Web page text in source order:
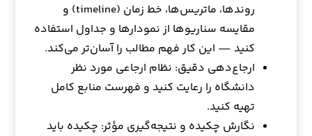
روندها، ماتریس‌ها، خط زمان (timeline) و
مقایسه سناریوها از نمودارها و جداول استفاده
کنید — این کار فهم مطالب را آسان‌تر می‌کند.
ارجاع‌دهی دقیق: نظام ارجاعی مورد نظر
دانشگاه را رعایت کنید و فهرست منابع کامل
تهیه کنید.
نگارش چکیده و نتیجه‌گیری مؤثر: چکیده باید